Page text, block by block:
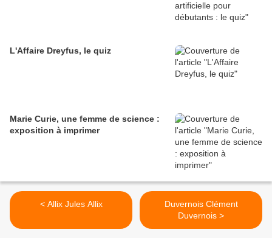
L'Affaire Dreyfus, le quiz
Marie Curie, une femme de science :
exposition à imprimer
< Allix Jules Allix
Duvernois Clément
Duvernois >